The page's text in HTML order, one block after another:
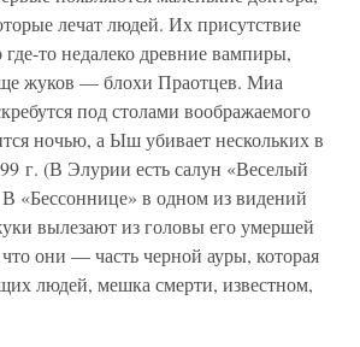
лечат людей. Их присутствие
то недалеко древние вампиры,
жуков — блохи Праотцев. Миа
под столами воображаемого
ночью, а Ыш убивает нескольких в
г. (В Элурии есть салун «Веселый
«Бессоннице» в одном из видений
вылезают из головы его умершей
они — часть черной ауры, которая
людей, мешка смерти, известном,